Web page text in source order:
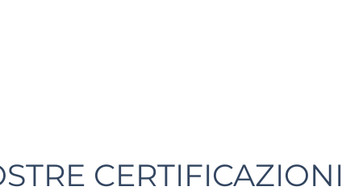
CERTIFICAZIONI